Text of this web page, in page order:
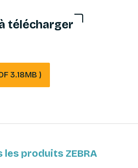
télécharger
3.18MB )
les produits ZEBRA